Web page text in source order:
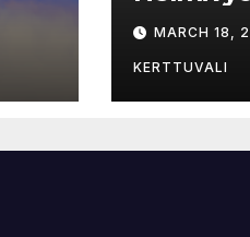
István
vedetty
MARCH 18,
KERTTUVALI